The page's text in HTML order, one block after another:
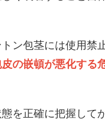
ン包茎には使用禁
の嵌頓が悪化する
を正確に把握して